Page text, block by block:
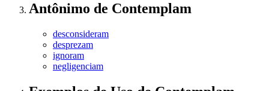
Antônimo de Contemplam
desconsideram
desprezam
ignoram
negligenciam